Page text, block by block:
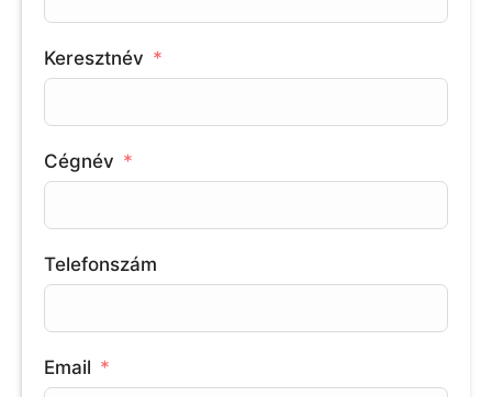
Keresztnév
Cégnév
Telefonszám
Email